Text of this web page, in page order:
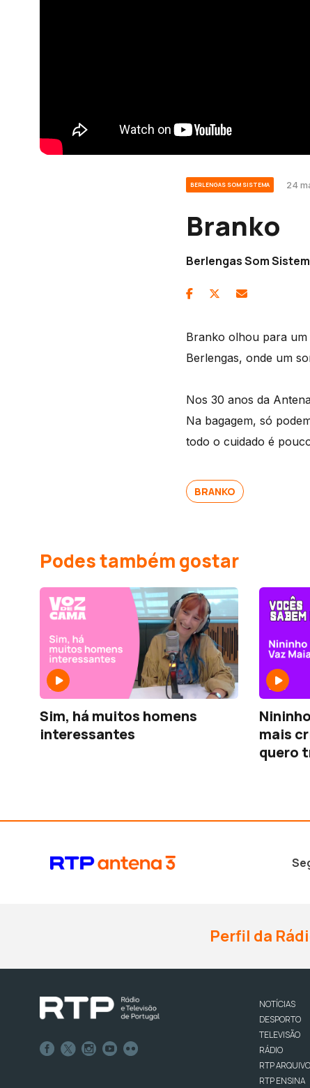
BERLENGAS SOM SISTEMA 24
Branko
Berlengas Som
Branko olhou para
Berlengas, onde um
Nos 30 anos da
Na bagagem, só
todo o cuidado é
BRANKO
Podes também gostar
Sim, há muitos homens
interessantes
mais
quero
Perfil da
NOTÍCIAS
DESPORTO
TELEVISÃO
RÁDIO
RTP
RTP ENSINA